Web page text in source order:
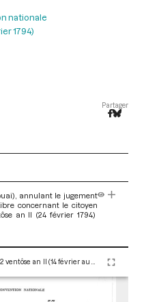
nationale
1794)
Partager
annulant le jugement
concernant le citoyen
an II (24 février 1794)